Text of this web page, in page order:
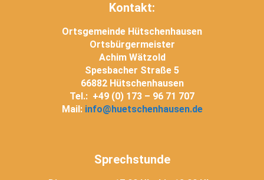
Kontakt:
Ortsgemeinde Hütschenhausen
Ortsbürgermeister
Achim Wätzold
Spesbacher Straße 5
66882 Hütschenhausen
Tel.: +49 (0) 173 – 96 71 707
Mail: info@huetschenhausen.de
Sprechstunde